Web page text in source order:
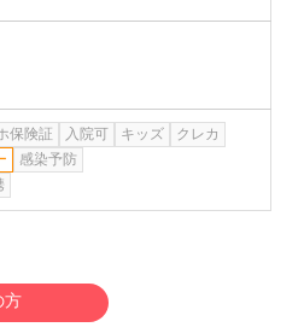
保険証 入院可 キッズ
クレカ
感染予防
方